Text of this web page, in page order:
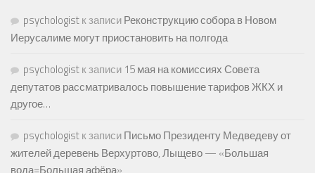
psychologistк записиРеконструкцию собора в Новом
Иерусалиме могут приостановить на полгода
psychologistк записи 15 мая на комиссиях Совета
депутатов рассматривалось повышение тарифов ЖКХ и
другое…
psychologistк записиПисьмо Президенту Медведеву от
жителей деревень Верхуртово, Лыщево — «Большая